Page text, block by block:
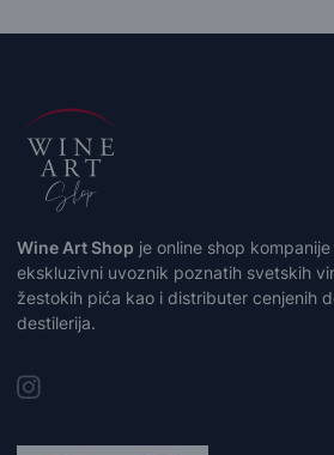
Wine Art Shop je online shop
ekskluzivni uvoznik poznatih svetskih
žestokih pića kao i distributer cenjenih
destilerija.